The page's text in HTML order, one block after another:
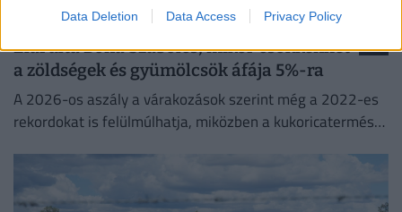
Data Deletion Data Access Privacy Policy
Elárulta Bóna Szabolcs, mikor csökkenhet
a zöldségek és gyümölcsök áfája 5%-ra
A 2026-os aszály a várakozások szerint még a 2022-es
rekordokat is felülmúlhatja, miközben a kukoricatermés